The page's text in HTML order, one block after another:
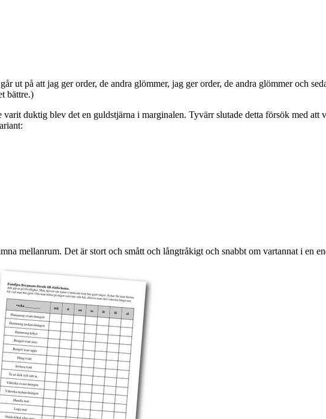
ut på att jag ger order, de andra glömmer, jag ger order, de andra glömmer och
bättre.)
duktig blev det en guldstjärna i marginalen. Tyvärr slutade detta försök med att
mellanrum. Det är stort och smått och långtråkigt och snabbt om vartannat i en